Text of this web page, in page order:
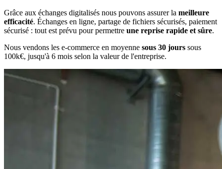
Grâce aux échanges digitalisés nous pouvons assurer la meilleure
efficacité. Échanges en ligne, partage de fichiers sécurisés, paiement
sécurisé : tout est prévu pour permettre une reprise rapide et sûre.
Nous vendons les e-commerce en moyenne sous 30 jours sous
100k€, jusqu'à 6 mois selon la valeur de l'entreprise.